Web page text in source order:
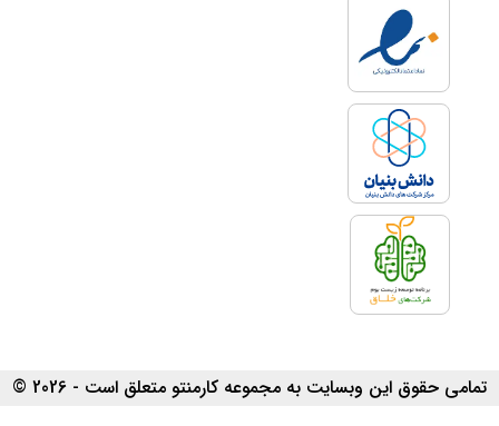
تمامی حقوق این وبسایت به مجموعه کارمنتو متعلق است - 2026 ©